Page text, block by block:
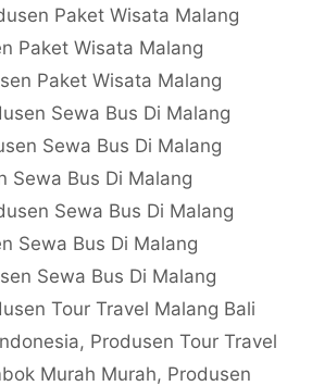
Paket Wisata Malang
Paket Wisata Malang
Paket Wisata Malang
Sewa Bus Di Malang
Sewa Bus Di Malang
Sewa Bus Di Malang
Sewa Bus Di Malang
Sewa Bus Di Malang
Sewa Bus Di Malang
Tour Travel Malang Bali
, Produsen Tour Travel
Murah Murah, Produsen